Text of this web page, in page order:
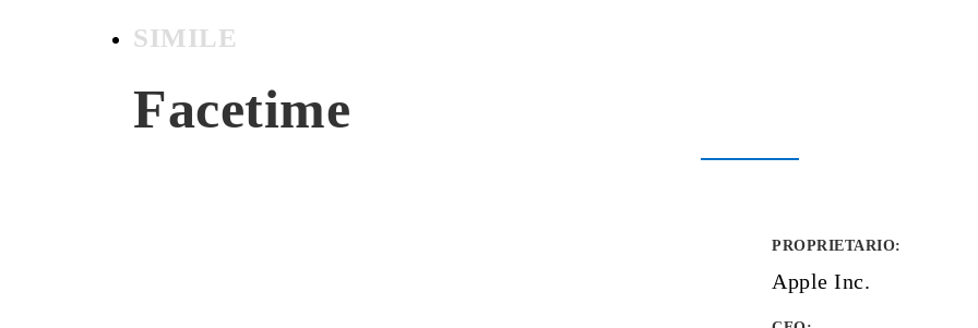
SIMILE
Facetime
PROPRIETARIO:
Apple Inc.